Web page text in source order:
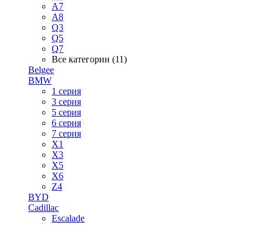
A7
A8
Q3
Q5
Q7
Все категории (11)
Belgee
BMW
1 серия
3 серия
5 серия
6 серия
7 серия
X1
X3
X5
X6
Z4
BYD
Cadillac
Escalade